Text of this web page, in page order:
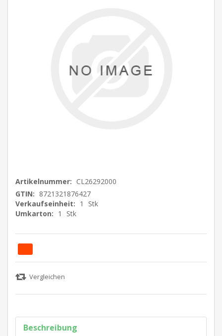
Artikelnummer: CL26292000
GTIN: 8721321876427
Verkaufseinheit: 1
Stk
Umkarton: 1 Stk
Beschreibung